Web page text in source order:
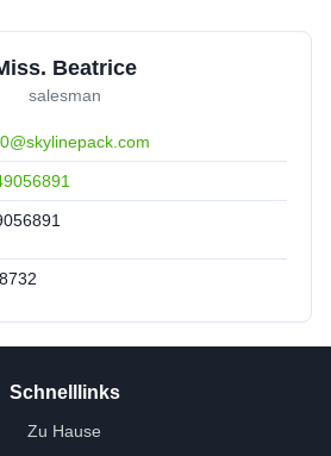
Beatrice
salesman
Schnelllinks
Zu Hause